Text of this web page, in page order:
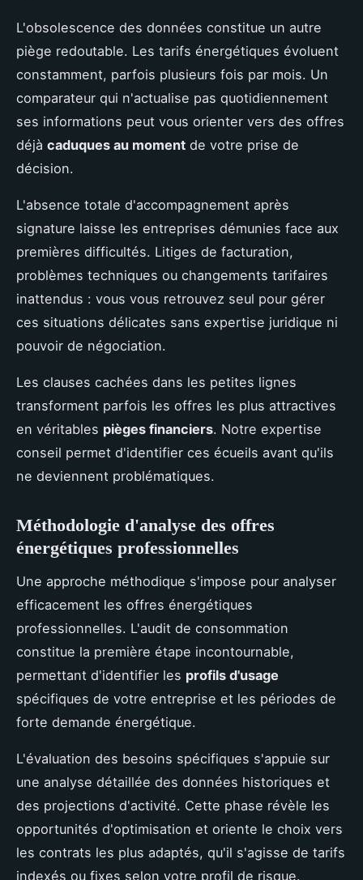
L'obsolescence des données constitue un autre
piège redoutable. Les tarifs énergétiques évoluent
constamment, parfois plusieurs fois par mois. Un
comparateur qui n'actualise pas quotidiennement
ses informations peut vous orienter vers des offres
déjà caduques au moment de votre prise de
décision.
L'absence totale d'accompagnement après
signature laisse les entreprises démunies face aux
premières difficultés. Litiges de facturation,
problèmes techniques ou changements tarifaires
inattendus : vous vous retrouvez seul pour gérer
ces situations délicates sans expertise juridique ni
pouvoir de négociation.
Les clauses cachées dans les petites lignes
transforment parfois les offres les plus attractives
en véritables pièges financiers. Notre expertise
conseil permet d'identifier ces écueils avant qu'ils
ne deviennent problématiques.
Méthodologie d'analyse des offres
énergétiques professionnelles
Une approche méthodique s'impose pour analyser
efficacement les offres énergétiques
professionnelles. L'audit de consommation
constitue la première étape incontournable,
permettant d'identifier les profils d'usage
spécifiques de votre entreprise et les périodes de
forte demande énergétique.
L'évaluation des besoins spécifiques s'appuie sur
une analyse détaillée des données historiques et
des projections d'activité. Cette phase révèle les
opportunités d'optimisation et oriente le choix vers
les contrats les plus adaptés, qu'il s'agisse de tarifs
indexés ou fixes selon votre profil de risque.